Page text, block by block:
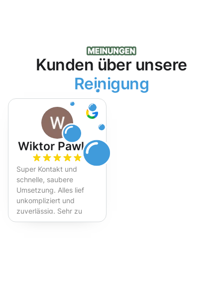
Kunden über unsere
Reinigung
Wiktor Pawlak
Super Kontakt und
schnelle, saubere
Umsetzung. Alles lief
unkompliziert und
zuverlässig. Sehr zu
empfehlen!